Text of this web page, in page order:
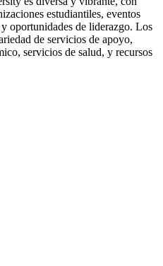
estudiantiles, eventos
oportunidades de liderazgo. Los
de servicios de apoyo,
servicios de salud, y recursos